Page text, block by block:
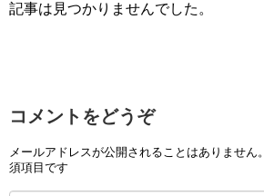
記事は見つかりませんでした。
コメントをどうぞ
メールアドレスが公開されることはありません。
須項目です